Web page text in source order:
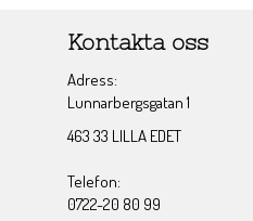
Kontakta oss
Adress:
Lunnarbergsgatan 1
463 33 LILLA EDET
Telefon:
0722-20 80 99